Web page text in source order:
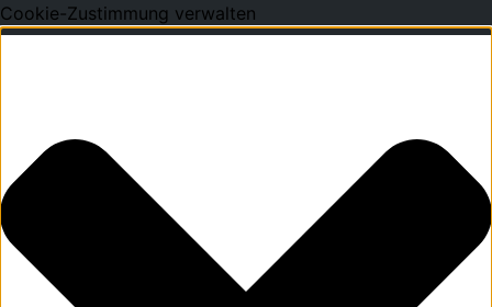
Cookie-Zustimmung verwalten